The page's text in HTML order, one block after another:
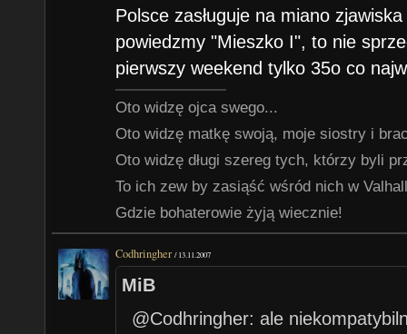
Polsce zasługuje na miano
powiedzmy "Mieszko I", to nie
pierwszy weekend tylko 35o co
Oto widzę ojca swego...
Oto widzę matkę swoją, moje siostry i
Oto widzę długi szereg tych, którzy byli
To ich zew by zasiąść wśród nich w
Gdzie bohaterowie żyją wiecznie!
Codhringher /13.11.2007
MiB
@Codhringher: ale